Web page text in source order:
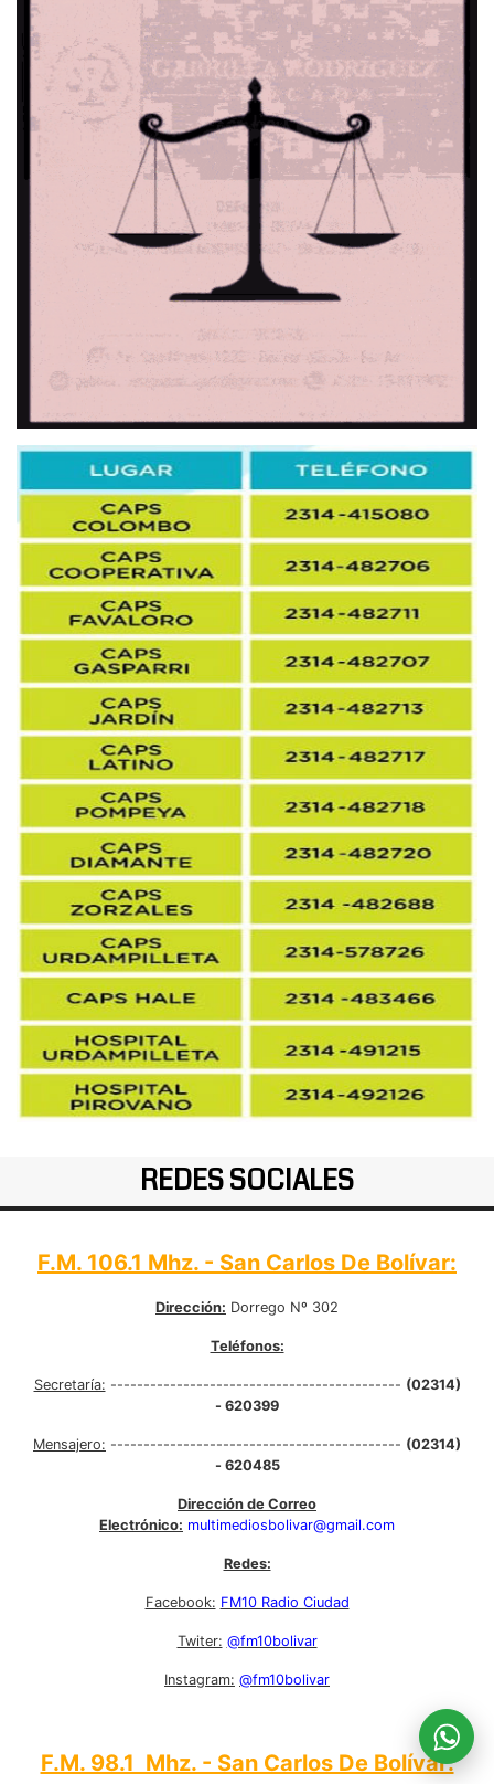
REDES SOCIALES
F.M. 106.1 Mhz. - San Carlos De Bolívar:
Dirección: Dorrego Nº 302
Teléfonos:
Secretaría: -------------------------------------------- (02314)
- 620399
Mensajero: -------------------------------------------- (02314)
- 620485
Dirección de Correo
Electrónico: multimediosbolivar@gmail.com
Redes:
Facebook: FM10 Radio Ciudad
Twiter: @fm10bolivar
Instagram: @fm10bolivar
F.M. 98.1 Mhz. - San Carlos De Bolívar: